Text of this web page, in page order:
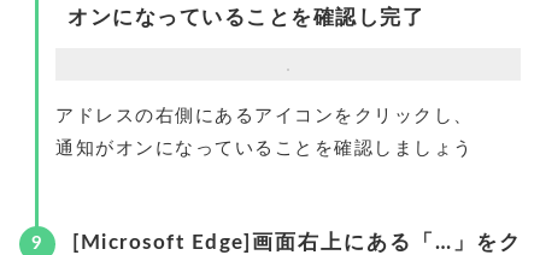
オンになっていることを確認し完了
アドレスの右側にあるアイコンをクリックし、
通知がオンになっていることを確認しましょう
[Microsoft Edge]画面右上にある「…」をク